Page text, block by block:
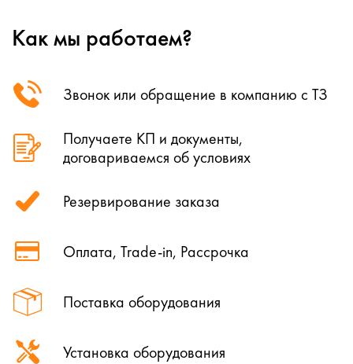
Как мы работаем?
Звонок или обращение в компанию с ТЗ
Поставка оборудования
Получаете КП и документы,
договариваемся об условиях
Установка оборудования
Резервирование заказа
Оплата, Trade-in, Рассрочка